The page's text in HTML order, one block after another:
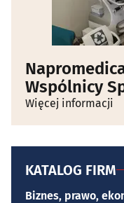
Wspólnicy
Więcej informacji
KATALOG FIRM
Biznes, prawo,